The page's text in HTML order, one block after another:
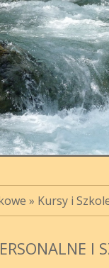
» Kursy i
I